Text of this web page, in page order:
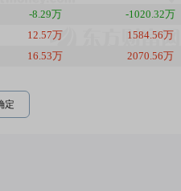
-8.29万 -1020.32万
12.57万 1584.56万
16.53万 2070.56万